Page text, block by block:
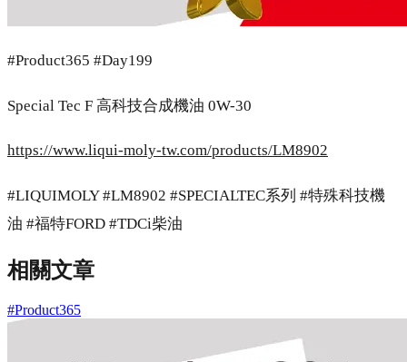
#Product365 #Day199
Special Tec F 高科技合成機油 0W-30
https://www.liqui-moly-tw.com/products/LM8902
#LIQUIMOLY #LM8902 #SPECIALTEC系列 #特殊科技機
油 #福特FORD #TDCi柴油
相關文章
#Product365